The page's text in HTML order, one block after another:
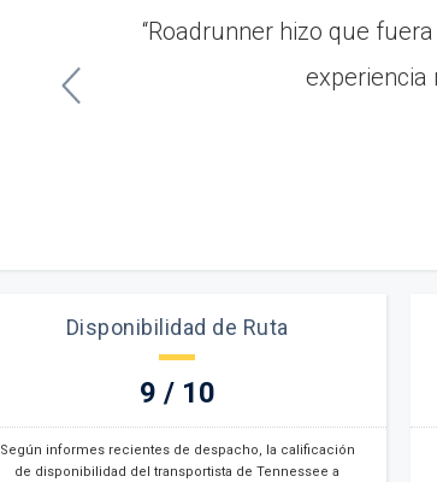
“Roadrunner hizo que
experiencia
Disponibilidad de Ruta
9 / 10
Según informes recientes de despacho, la calificación
de disponibilidad del transportista de Tennessee a